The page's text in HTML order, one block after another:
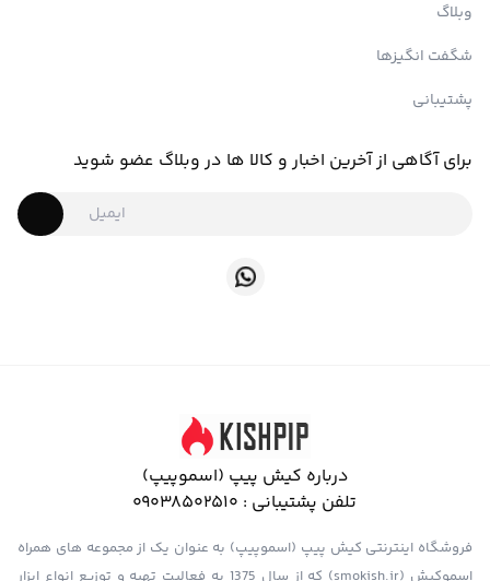
وبلاگ
شگفت انگیزها
پشتیبانی
برای آگاهی از آخرین اخبار و کالا ها در وبلاگ عضو شوید
درباره کیش پیپ (اسموپیپ)
تلفن پشتیبانی : 09038502510
فروشگاه اینترنتی کیش پیپ (اسموپیپ) به عنوان یک از مجموعه های همراه
اسموکیش (smokish.ir) که از سال 1375 به فعالیت تهیه و توزیع انواع ابزار